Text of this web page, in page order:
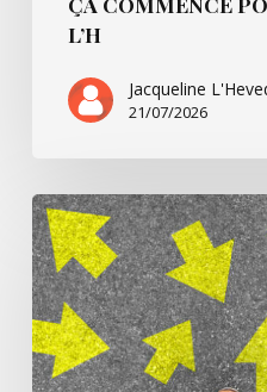
L’H
Jacqueline
21/07/2026
Ça
commence
avec
Villarsbrandis…